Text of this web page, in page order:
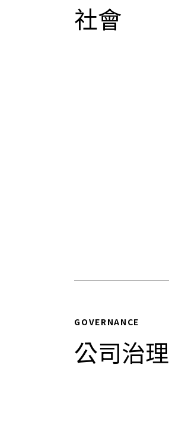
社會
GOVERNANCE
公司治理